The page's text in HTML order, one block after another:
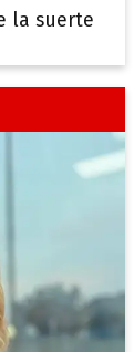
la suerte